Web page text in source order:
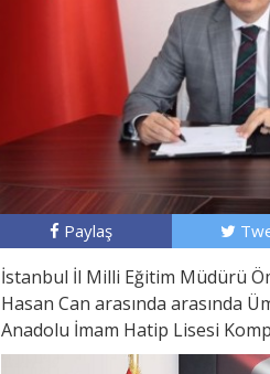
Paylaş
İstanbul İl Milli Eğitim Müdürü
Hasan Can arasında arasında
Anadolu İmam Hatip Lisesi